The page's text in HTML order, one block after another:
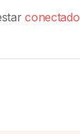
conectado